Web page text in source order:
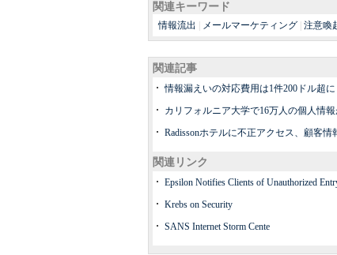
関連キーワード
情報流出 メールマーケティング 注意喚
関連記事
情報漏えいの対応費用は1件200ドル超に
カリフォルニア大学で16万人の個人情
Radissonホテルに不正アクセス、顧客情
関連リンク
Epsilon Notifies Clients of Unauthorized
Krebs on Security
SANS Internet Storm Cente